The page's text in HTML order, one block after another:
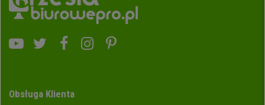
Obsługa Klienta